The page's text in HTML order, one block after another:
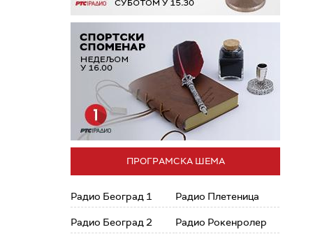
ПРОГРАМСКА ШЕМА
Радио Београд 1
Радио Београд 2
Радио Плетеница
Радио Рокенролер